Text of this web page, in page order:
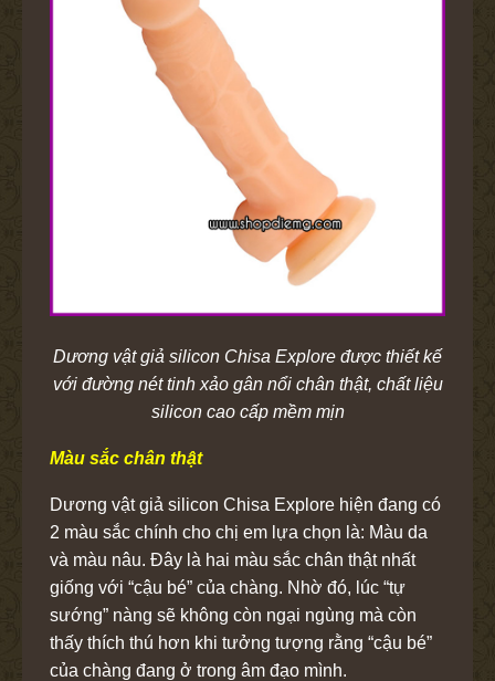
Dương vật giả silicon Chisa Explore được thiết kế
với đường nét tinh xảo gân nổi chân thật, chất liệu
silicon cao cấp mềm mịn
Màu sắc chân thật
Dương vật giả silicon Chisa Explore hiện đang có
2 màu sắc chính cho chị em lựa chọn là: Màu da
và màu nâu. Đây là hai màu sắc chân thật nhất
giống với “cậu bé” của chàng. Nhờ đó, lúc “tự
sướng” nàng sẽ không còn ngại ngùng mà còn
thấy thích thú hơn khi tưởng tượng rằng “cậu bé”
của chàng đang ở trong âm đạo mình.